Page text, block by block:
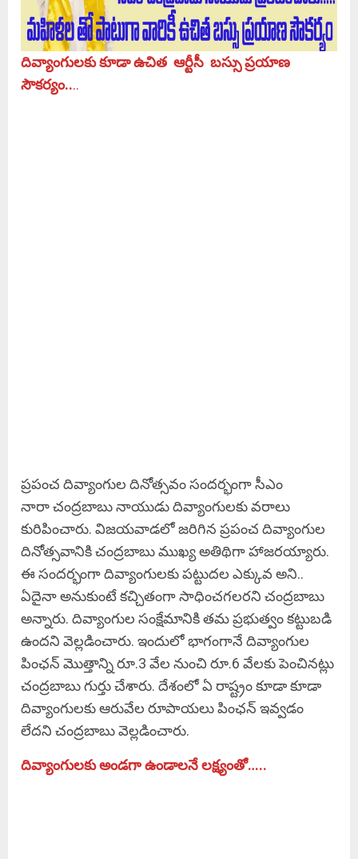
దివ్యాంగులకు కూడా ఉచిత ఆర్టీసీ బస్సుప్రయాణ
సౌకర్యం....
ప్రపంచ దివ్యాంగుల దినోత్సవం సందర్భంగా సీఎం
నారా చంద్రబాబు నాయుడు దివ్యాంగులకు వరాలు
కురిపించారు. విజయవాడలో జరిగిన ప్రపంచ దివ్యాంగుల
దినోత్సవానికి చంద్రబాబు ముఖ్య అతిథిగా హాజరయ్యారు.
ఈ సందర్భంగా దివ్యాంగులకు పట్టుదల ఎక్కువ అని..
ఏదైనా అనుకుంటే కచ్చితంగా సాధించగలరని చంద్రబాబు
అన్నారు. దివ్యాంగుల సంక్షేమానికి తమ ప్రభుత్వం కట్టుబడి
ఉందని వెల్లడించారు. ఇందులో భాగంగానే దివ్యాంగుల
పింఛన్ మొత్తాన్ని రూ.3 వేల నుంచి రూ.6 వేలకు పెంచినట్లు
చంద్రబాబు గుర్తు చేశారు. దేశంలో ఏ రాష్ట్రం కూడా కూడా
దివ్యాంగులకు ఆరువేల రూపాయలు పింఛన్ ఇవ్వడం
లేదని చంద్రబాబు వెల్లడించారు.
దివ్యాంగులకు అండగా ఉండాలనే లక్ష్యంతో…..